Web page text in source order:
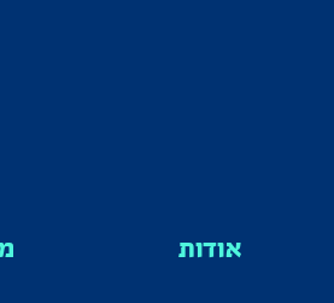
אודות